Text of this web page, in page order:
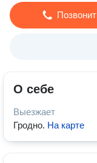
О себе
Выезжает
Гродно. На карте